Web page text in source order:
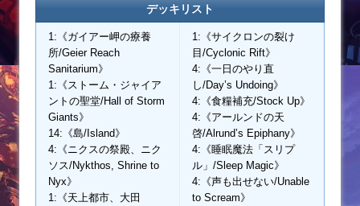
デッキリスト
1:《ガイアー岬の療養
所/Geier Reach
Sanitarium》
1:《ストーム・ジャイア
ントの聖堂/Hall of Storm
Giants》
14:《島/Island》
4:《ニクスの祭殿、ニク
ソス/Nykthos, Shrine to
Nyx》
1:《天上都市、大田
1:《サイクロンの裂け
目/Cyclonic Rift》
4:《一日のやり直
し/Day’s Undoing》
4:《食糧補充/Stock Up》
4:《アールンドの天
啓/Alrund’s Epiphany》
4:《睡眠魔法「スリプ
ル」/Sleep Magic》
4:《声も出せない/Unable
to Scream》